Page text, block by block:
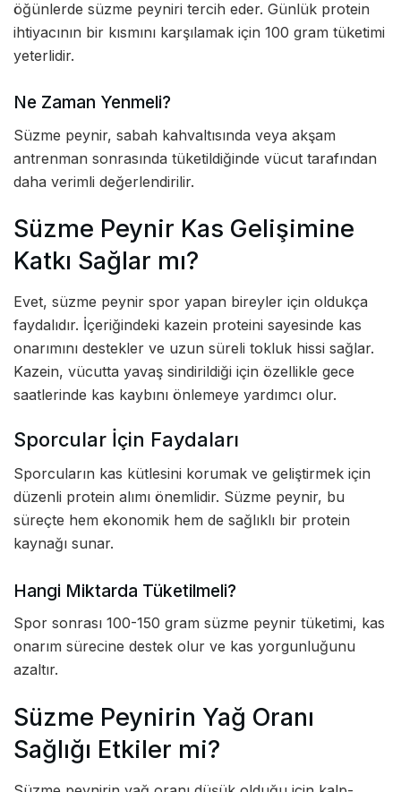
öğünlerde süzme peyniri tercih eder. Günlük protein
ihtiyacının bir kısmını karşılamak için 100 gram tüketimi
yeterlidir.
Ne Zaman Yenmeli?
Süzme peynir, sabah kahvaltısında veya akşam
antrenman sonrasında tüketildiğinde vücut tarafından
daha verimli değerlendirilir.
Süzme Peynir Kas Gelişimine
Katkı Sağlar mı?
Evet, süzme peynir spor yapan bireyler için oldukça
faydalıdır. İçeriğindeki kazein proteini sayesinde kas
onarımını destekler ve uzun süreli tokluk hissi sağlar.
Kazein, vücutta yavaş sindirildiği için özellikle gece
saatlerinde kas kaybını önlemeye yardımcı olur.
Sporcular İçin Faydaları
Sporcuların kas kütlesini korumak ve geliştirmek için
düzenli protein alımı önemlidir. Süzme peynir, bu
süreçte hem ekonomik hem de sağlıklı bir protein
kaynağı sunar.
Hangi Miktarda Tüketilmeli?
Spor sonrası 100-150 gram süzme peynir tüketimi, kas
onarım sürecine destek olur ve kas yorgunluğunu
azaltır.
Süzme Peynirin Yağ Oranı
Sağlığı Etkiler mi?